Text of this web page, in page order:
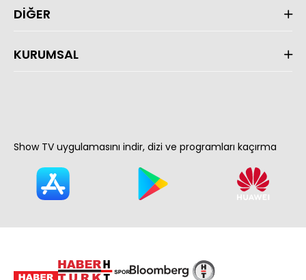
DİĞER
KURUMSAL
Show TV uygulamasını indir, dizi ve programları kaçırma